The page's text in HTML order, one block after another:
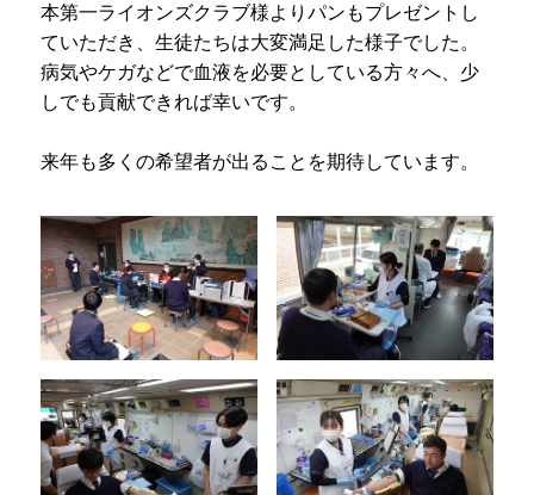
本第一ライオンズクラブ様よりパンもプレゼントし
ていただき、生徒たちは大変満足した様子でした。
病気やケガなどで血液を必要としている方々へ、少
しでも貢献できれば幸いです。
来年も多くの希望者が出ることを期待しています。
受験生の方へ
在校生の方へ
保護者の方へ
卒業生の方へ